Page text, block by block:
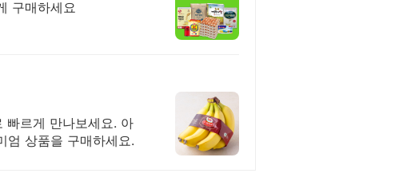
구매하세요
빠르게 만나보세요. 아
엄 상품을 구매하세요.